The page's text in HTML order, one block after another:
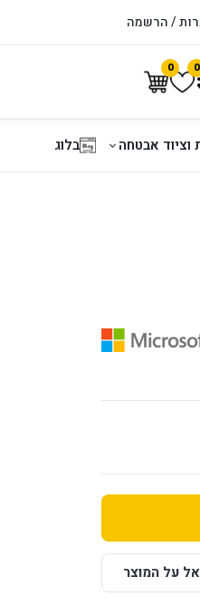
/ הרשמה
0 0
וציוד אבטחה בלוג
על המוצר